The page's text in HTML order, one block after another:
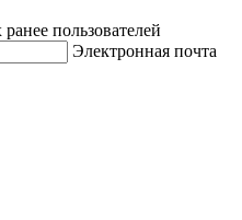
пользователей
Электронная почта